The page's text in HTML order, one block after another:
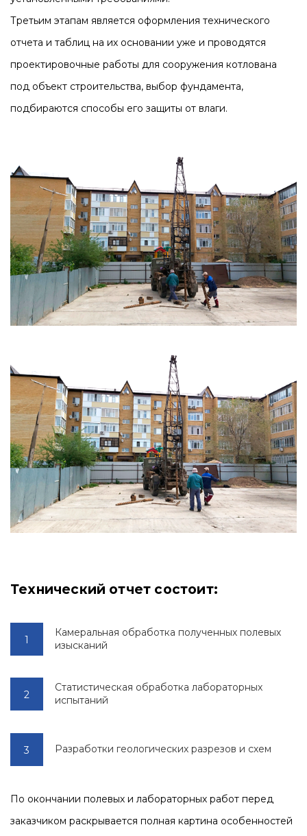
Третьим этапам является оформления технического
отчета и таблиц на их основании уже и проводятся
проектировочные работы для сооружения котлована
под объект строительства, выбор фундамента,
подбираются способы его защиты от влаги.
Технический отчет состоит:
Камеральная обработка полученных полевых
изысканий
Статистическая обработка лабораторных
испытаний
Разработки геологических разрезов и схем
По окончании полевых и лабораторных работ перед
заказчиком раскрывается полная картина особенностей